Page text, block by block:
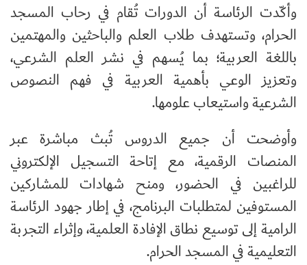
وأكّدت الرئاسة أن الدورات تُقام في رحاب المسجد
الحرام، وتستهدف طلاب العلم والباحثين والمهتمين
باللغة العربية؛ بما يُسهم في نشر العلم الشرعي،
وتعزيز الوعي بأهمية العربية في فهم النصوص
الشرعية واستيعاب علومها.
وأوضحت أن جميع الدروس تُبث مباشرة عبر
المنصات الرقمية، مع إتاحة التسجيل الإلكتروني
للراغبين في الحضور، ومنح شهادات للمشاركين
المستوفين لمتطلبات البرنامج، في إطار جهود الرئاسة
الرامية إلى توسيع نطاق الإفادة العلمية، وإثراء التجربة
التعليمية في المسجد الحرام.